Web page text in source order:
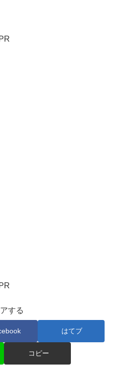
PR
PR
する
はてブ
コピー